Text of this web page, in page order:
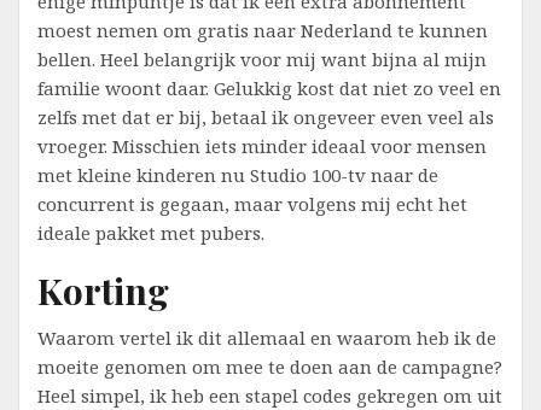
moest nemen om gratis naar Nederland te kunnen
bellen. Heel belangrijk voor mij want bijna al mijn
familie woont daar. Gelukkig kost dat niet zo veel en
zelfs met dat er bij, betaal ik ongeveer even veel als
vroeger. Misschien iets minder ideaal voor mensen
met kleine kinderen nu Studio 100-tv naar de
concurrent is gegaan, maar volgens mij echt het
ideale pakket met pubers.
Korting
Waarom vertel ik dit allemaal en waarom heb ik de
moeite genomen om mee te doen aan de campagne?
Heel simpel, ik heb een stapel codes gekregen om uit